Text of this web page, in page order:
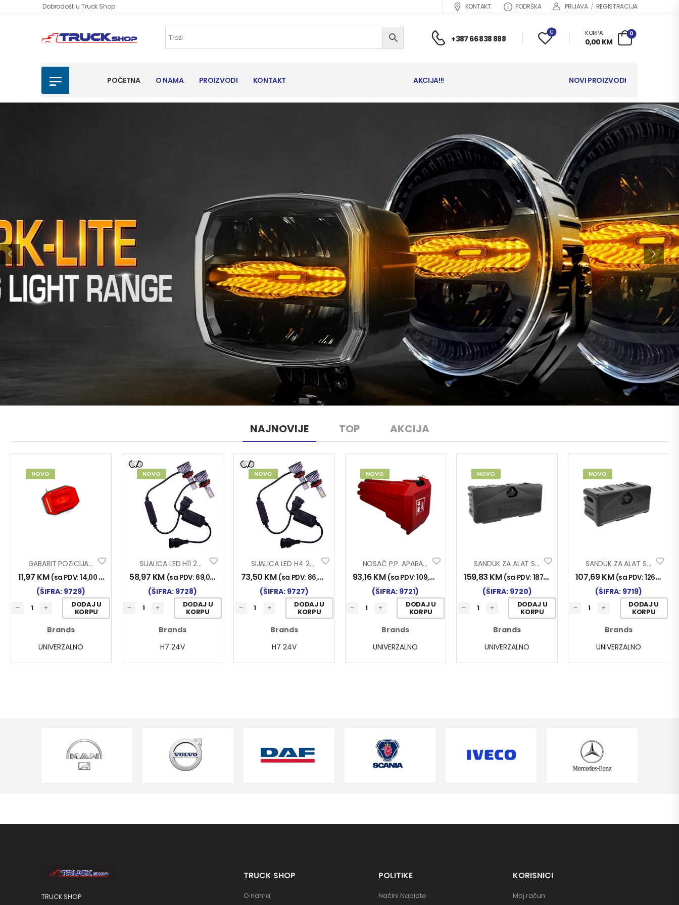
Dobrodošli u Truck Shop KONTAKT PODRŠKA PRIJAVA / REGISTRACIJA
+387 66 838 888
0 KORPA:
0,00 KM
0
POČETNA O NAMA PROIZVODI KONTAKT AKCIJA!!! NOVI PROIZVODI
NAJNOVIJE TOP AKCIJA
NOVO
GABARIT POZICIJA FT-001 65×42 LED CRV.
11,97 KM (sa PDV:14,00 KM
(ŠIFRA: 9729)
DODAJ U
KORPU
Brands
UNIVERZALNO
NOVO
SIJALICA LED H11 24V/30W 2/1
58,97 KM (sa PDV: 69,00
(ŠIFRA: 9728)
DODAJ U
KORPU
Brands
H7 24V
NOVO
SIJALICA LED H4 24V/30W 2/1
73,50 KM (sa PDV: 86,00
(ŠIFRA: 9727)
DODAJ U
KORPU
Brands
H7 24V
NOVO
NOSAČ P.P. APARATA STABILO 6kg
93,16KM (sa PDV:109,00
(ŠIFRA: 9721)
DODAJ U
KORPU
Brands
UNIVERZALNO
NOVO
SANDUK ZA ALAT STABILO 75x34x30
159,83 KM (sa PDV: 187,00
(ŠIFRA: 9720)
DODAJ U
KORPU
Brands
UNIVERZALNO
NOVO
SANDUK ZA ALAT STABILO 53x25x30
107,69KM (sa PDV:126,00
(ŠIFRA: 9719)
DODAJ U
KORPU
Brands
UNIVERZALNO
TRUCK SHOP
TRUCK SHOP
O nama
POLITIKE
Načini Naplate
KORISNICI
Moj račun